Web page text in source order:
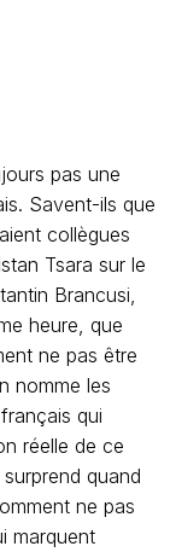
pas une
Savent-ils que
collègues
Tsara sur le
Brancusi,
heure, que
ne pas être
nomme les
qui
réelle de ce
quand
ne pas
marquent